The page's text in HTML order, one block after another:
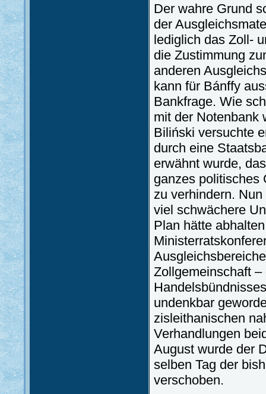
Der wahre Grund
der
lediglich das Zoll-
die Zustimmung
anderen
kann für Bánffy
Bankfrage. Wie
mit der Notenbank
Biliński versuchte
durch eine
erwähnt wurde,
ganzes politisches
zu verhindern.
viel schwächere
Plan hätte
Zollgemeinschaft
undenkbar
zisleithanischen
Verhandlungen
August wurde der
selben Tag der
verschoben.